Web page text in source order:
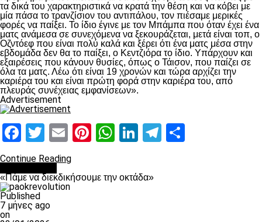
τα δικά του χαρακτηριστικά να κρατά την θέση και να κόβει με
μία πάσα το τρανζίσιον του αντιπάλου, τον πιέσαμε μερικές
φορές να παίξει. Το ίδιο έγινε με τον Μπάμπα που όταν έχει ένα
ματς ανάμεσα σε συνεχόμενα να ξεκουράζεται, μετά είναι τοπ, ο
Οζντόεφ που είναι πολύ καλά και ξέρει ότι ένα ματς μέσα στην
εβδομάδα δεν θα το παίξει, ο Κεντζιόρα το ίδιο. Υπάρχουν και
εξαιρέσεις που κάνουν θυσίες, όπως ο Τάισον, που παίζει σε
όλα τα ματς. Λέω ότι είναι 19 χρονών και τώρα αρχίζει την
καριέρα του και είναι πρώτη φορά στην καριέρα του, από
πλευράς συνέχειας εμφανίσεων».
Advertisement
Facebook
Twitter
EmailPinterest
WhatsApp
LinkedIn
Telegram
Continue Reading
«Πάμε να διεκδικήσουμε την οκτάδα»
Published
7 μήνες ago
on